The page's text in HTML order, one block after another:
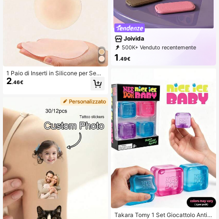
1 Paio di Inserti in Silicone per Seno
da Donna: Cuscinetti Sollevanti in S
ilicone Solido Ultra-Sottili, Invisibili
to del Seno e la Copertura dei Cape
zzoli
2.46€
Joivida
500K+ Venduto recentemente
295K abbonamento
1 .49€
Takara Tomy 1 Set Giocattolo Antist